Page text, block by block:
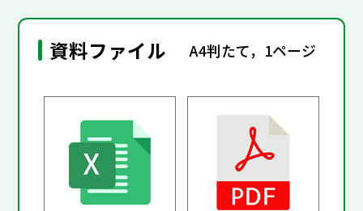
資料ファイル A4判たて，1ページ